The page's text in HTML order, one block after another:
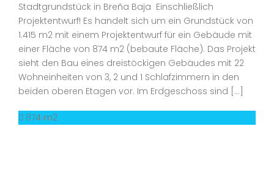
Stadtgrundstück in Breña Baja Einschließlich
Projektentwurf! Es handelt sich um ein Grundstück von
1.415 m2 mit einem Projektentwurf für ein Gebäude mit
einer Fläche von 874 m2 (bebaute Fläche). Das Projekt
sieht den Bau eines dreistöckigen Gebäudes mit 22
Wohneinheiten von 3, 2 und 1 Schlafzimmern in den
beiden oberen Etagen vor. Im Erdgeschoss sind […]
874 m2